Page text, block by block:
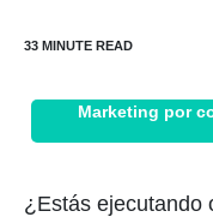
Marketing por
¿Estás ejecutando